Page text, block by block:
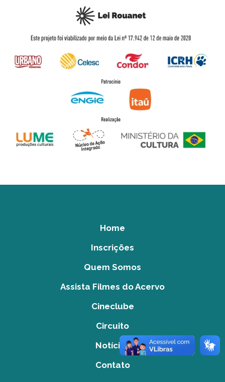
Home
Inscrições
Quem Somos
Assista Filmes do Acervo
Cineclube
Circuito
Notícias
Contato